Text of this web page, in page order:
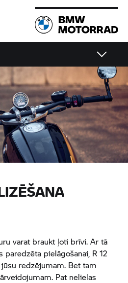
varat braukt ļoti brīvi. Ar tā
paredzēta pielāgošanai, R 12
redzējumam. Bet tam
Pat nelielas